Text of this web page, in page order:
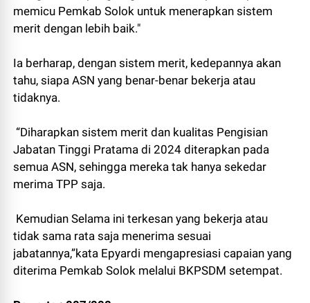
memicu Pemkab Solok untuk menerapkan sistem
merit dengan lebih baik."
Ia berharap, dengan sistem merit, kedepannya akan
tahu, siapa ASN yang benar-benar bekerja atau
tidaknya.
“Diharapkan sistem merit dan kualitas Pengisian
Jabatan Tinggi Pratama di 2024 diterapkan pada
semua ASN, sehingga mereka tak hanya sekedar
merima TPP saja.
Kemudian Selama ini terkesan yang bekerja atau
tidak sama rata saja menerima sesuai
jabatannya,”kata Epyardi mengapresiasi capaian yang
diterima Pemkab Solok melalui BKPSDM setempat.